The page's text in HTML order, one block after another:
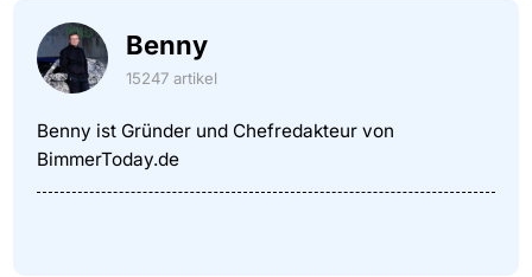
Benny
15247 artikel
Benny ist Gründer und Chefredakteur von
BimmerToday.de